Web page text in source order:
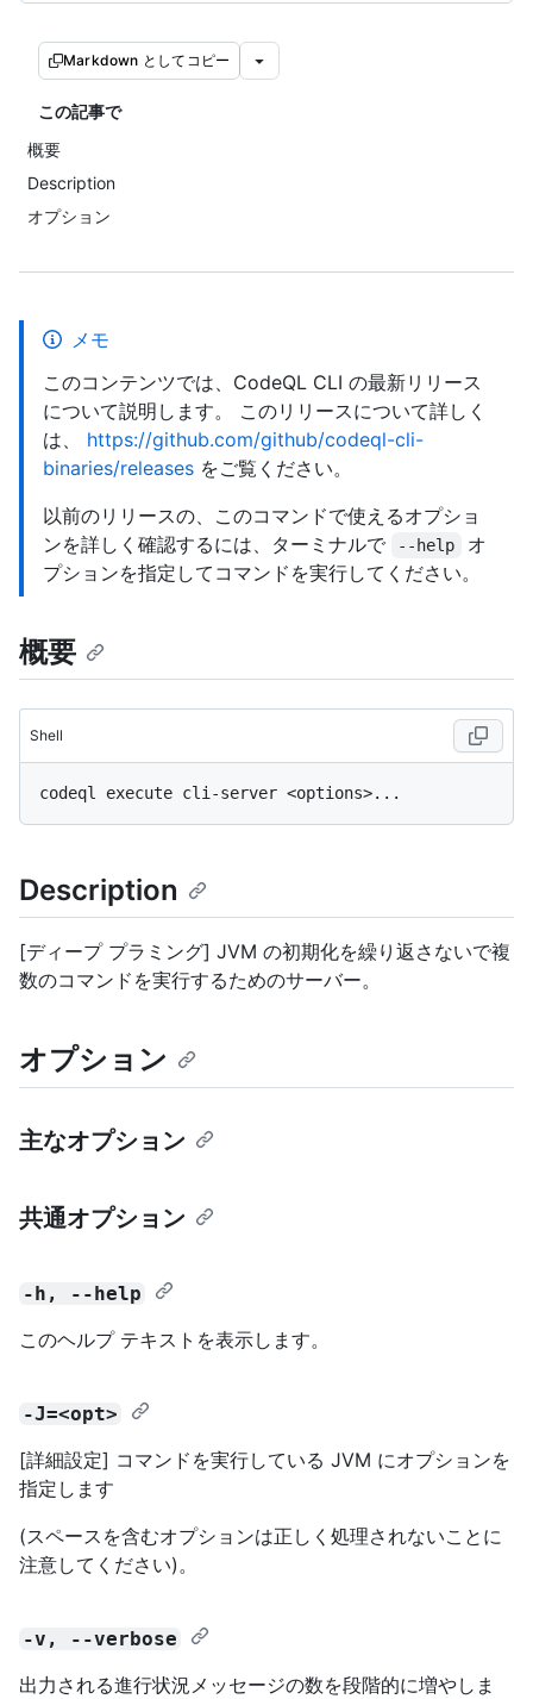
Markdown としてコピー
この記事で
概要
Description
オプション
メモ
このコンテンツでは、CodeQL CLI の最新リリース
について説明します。 このリリースについて詳しく
は、 https://github.com/github/codeql-cli-
binaries/releases をご覧ください。
以前のリリースの、このコマンドで使えるオプショ
ンを詳しく確認するには、ターミナルで
--help
オ
プションを指定してコマンドを実行してください。
概要
Shell
Description
[ディープ プラミング] JVM の初期化を繰り返さないで複
数のコマンドを実行するためのサーバー。
オプション
主なオプション
共通オプション
-h, --help
このヘルプ テキストを表示します。
-J=<opt>
[詳細設定] コマンドを実行している JVM にオプションを
指定します
(スペースを含むオプションは正しく処理されないことに
注意してください)。
-v, --verbose
出力される進行状況メッセージの数を段階的に増やしま